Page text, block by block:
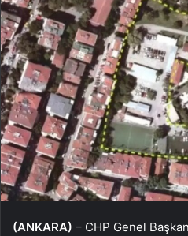
(ANKARA) – CHP Genel